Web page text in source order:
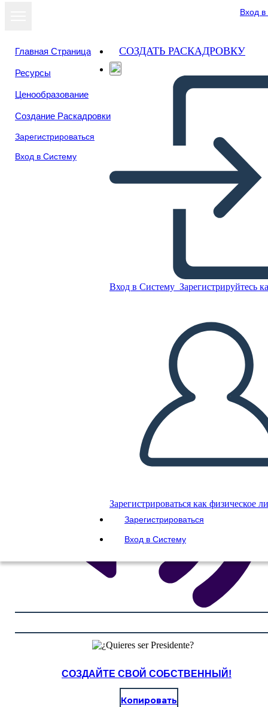
Вход
Главная Страница
Ресурсы
Ценообразование
Создание Раскадровки
Зарегистрироваться
Вход в Систему
СОЗДАТЬ РАСКАДРОВКУ
Вход в Систему Зарегистрируйтесь
Зарегистрироваться как физическое
Зарегистрироваться
Вход в Систему
ВОСПРОИЗВЕСТИ СЛАЙД-ШОУ
ПОЧИТАЙ МНЕ
СОЗДАЙТЕ СВОЙ СОБСТВЕННЫЙ!
Копировать